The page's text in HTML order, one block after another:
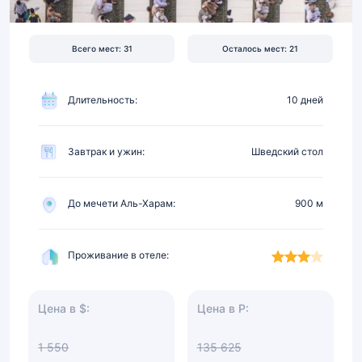
Всего мест: 31 Осталось мест: 21
Длительность: 10 дней
Завтрак и ужин: Шведский стол
До мечети Аль-Харам: 900 м
Проживание в отеле:
Цена в $:
1 550
Цена в Р:
135 625
м